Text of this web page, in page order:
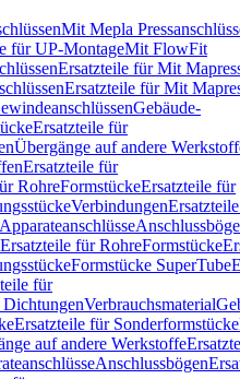
Mit Mepla
für UP-MontageMit FlowFit
Ersatzteile für Mit
Ersatzteile für Mit
Gebäude-
Ersatzteile für
Übergänge auf andere
Ersatzteile für
RohreFormstückeErsatzteile für
Verbindungen
Ersatzteile für RohreFormstücke
Formstücke SuperTube
für
Verbrauchsmaterial
Ersatzteile für Sonderformstücke
auf andere Werkstoffe
Anschlussbögen